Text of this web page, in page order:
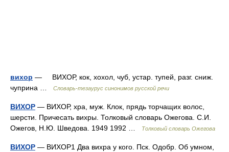
вихор — ВИХОР, кок, хохол, чуб, устар. тупей, разг. сниж.
чуприна …
Словарь-тезаурус синонимов русской речи
ВИХОР — ВИХОР, хра, муж. Клок, прядь торчащих волос,
шерсти. Причесать вихры. Толковый словарь Ожегова. С.И.
Ожегов, Н.Ю. Шведова. 1949 1992 …
Толковый словарь Ожегова
ВИХОР — ВИХОР1 Два вихра у кого. Пск. Одобр. Об умном,